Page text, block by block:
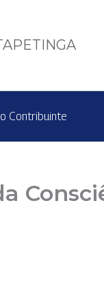
Contribuinte